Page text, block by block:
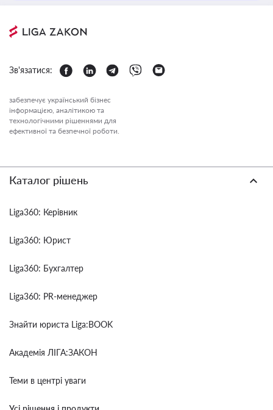
Зв'язатися:
забезпечує український бізнес
інформацією, аналітикою та
технологічними рішеннями для
ефективної та безпечної роботи.
Каталог рішень
Liga360: Керівник
Liga360: Юрист
Liga360: Бухгалтер
Liga360: PR-менеджер
Знайти юриста Liga:BOOK
Академія ЛІГА:ЗАКОН
Теми в центрі уваги